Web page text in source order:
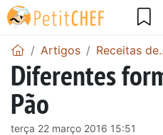
Artigos Receitas
Diferentes
Pão
terça 22 março 2016 15:51